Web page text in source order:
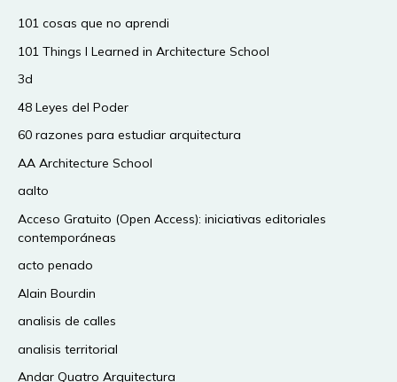
101 cosas que no aprendi
101 Things I Learned in Architecture School
3d
48 Leyes del Poder
60 razones para estudiar arquitectura
AA Architecture School
aalto
Acceso Gratuito (Open Access): iniciativas editoriales
contemporáneas
acto penado
Alain Bourdin
analisis de calles
analisis territorial
Andar Quatro Arquitectura